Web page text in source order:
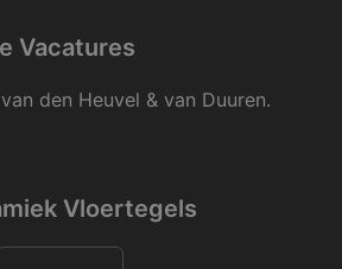
Vacatures
den Heuvel & van Duuren.
Vloertegels